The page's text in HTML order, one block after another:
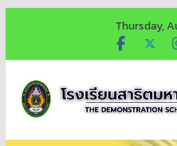
content
Thursday,